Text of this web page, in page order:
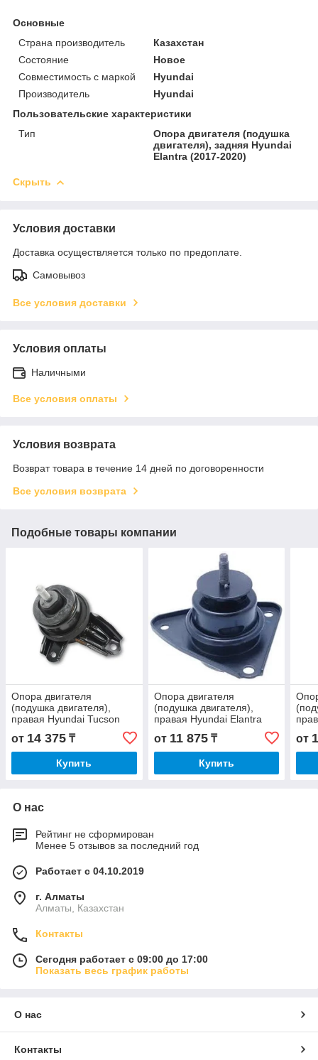
Основные
Страна производитель
Казахстан
Состояние
Новое
Совместимость с маркой
Hyundai
Производитель
Hyundai
Пользовательские характеристики
Тип
Опора двигателя (подушка
двигателя), задняя Hyundai
Elantra (2017-2020)
Скрыть
Условия доставки
Доставка осуществляется только по предоплате.
Самовывоз
Все условия доставки
Условия оплаты
Наличными
Все условия оплаты
Условия возврата
Возврат товара в течение 14 дней по договоренности
Все условия возврата
Подобные товары компании
Опора двигателя
(подушка двигателя),
правая Hyundai Tucson
от 14 375 ₸
Купить
Опора двигателя
(подушка двигателя),
правая Hyundai Elantra
от 11 875₸
Купить
от
О нас
Рейтинг не сформирован
Менее 5 отзывов за последний год
Работает с 04.10.2019
г. Алматы
Алматы, Казахстан
Контакты
Сегодня работает с 09:00 до 17:00
Показать весь график работы
О нас
Контакты